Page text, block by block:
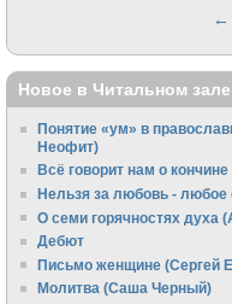
←
Новое в Читальном зале
Понятие «ум» в
Неофит)
Всё говорит нам о
Нельзя за любовь - любое
О семи горячностях духа
Дебют
Письмо женщине (Сергей
Молитва (Саша Черный)